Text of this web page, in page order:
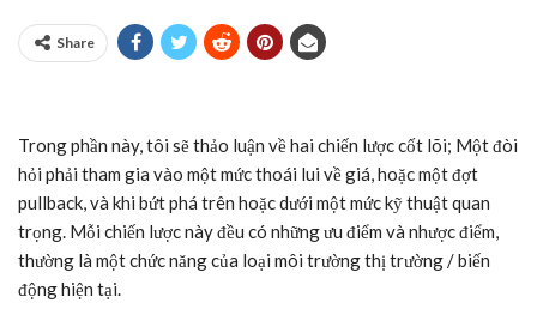
Share
Trong phần này, tôi sẽ thảo luận về hai chiến lược cốt lõi; Một đòi
hỏi phải tham gia vào một mức thoái lui về giá, hoặc một đợt
pullback, và khi bứt phá trên hoặc dưới một mức kỹ thuật quan
trọng. Mỗi chiến lược này đều có những ưu điểm và nhược điểm,
thường là một chức năng của loại môi trường thị trường / biến
động hiện tại.